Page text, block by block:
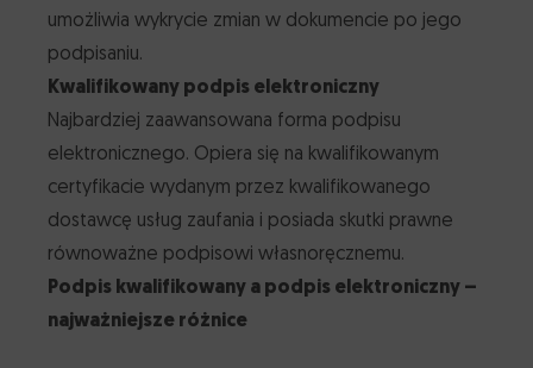
umożliwia wykrycie zmian w dokumencie po jego
podpisaniu.
Kwalifikowany podpis elektroniczny
Najbardziej zaawansowana forma podpisu
elektronicznego. Opiera się na kwalifikowanym
certyfikacie wydanym przez kwalifikowanego
dostawcę usług zaufania i posiada skutki prawne
równoważne podpisowi własnoręcznemu.
Podpis kwalifikowany a podpis elektroniczny –
najważniejsze różnice